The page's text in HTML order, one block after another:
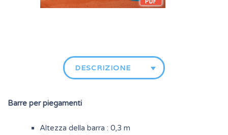
DESCRIZIONE
Barre per piegamenti
Altezza della barra : 0,3 m